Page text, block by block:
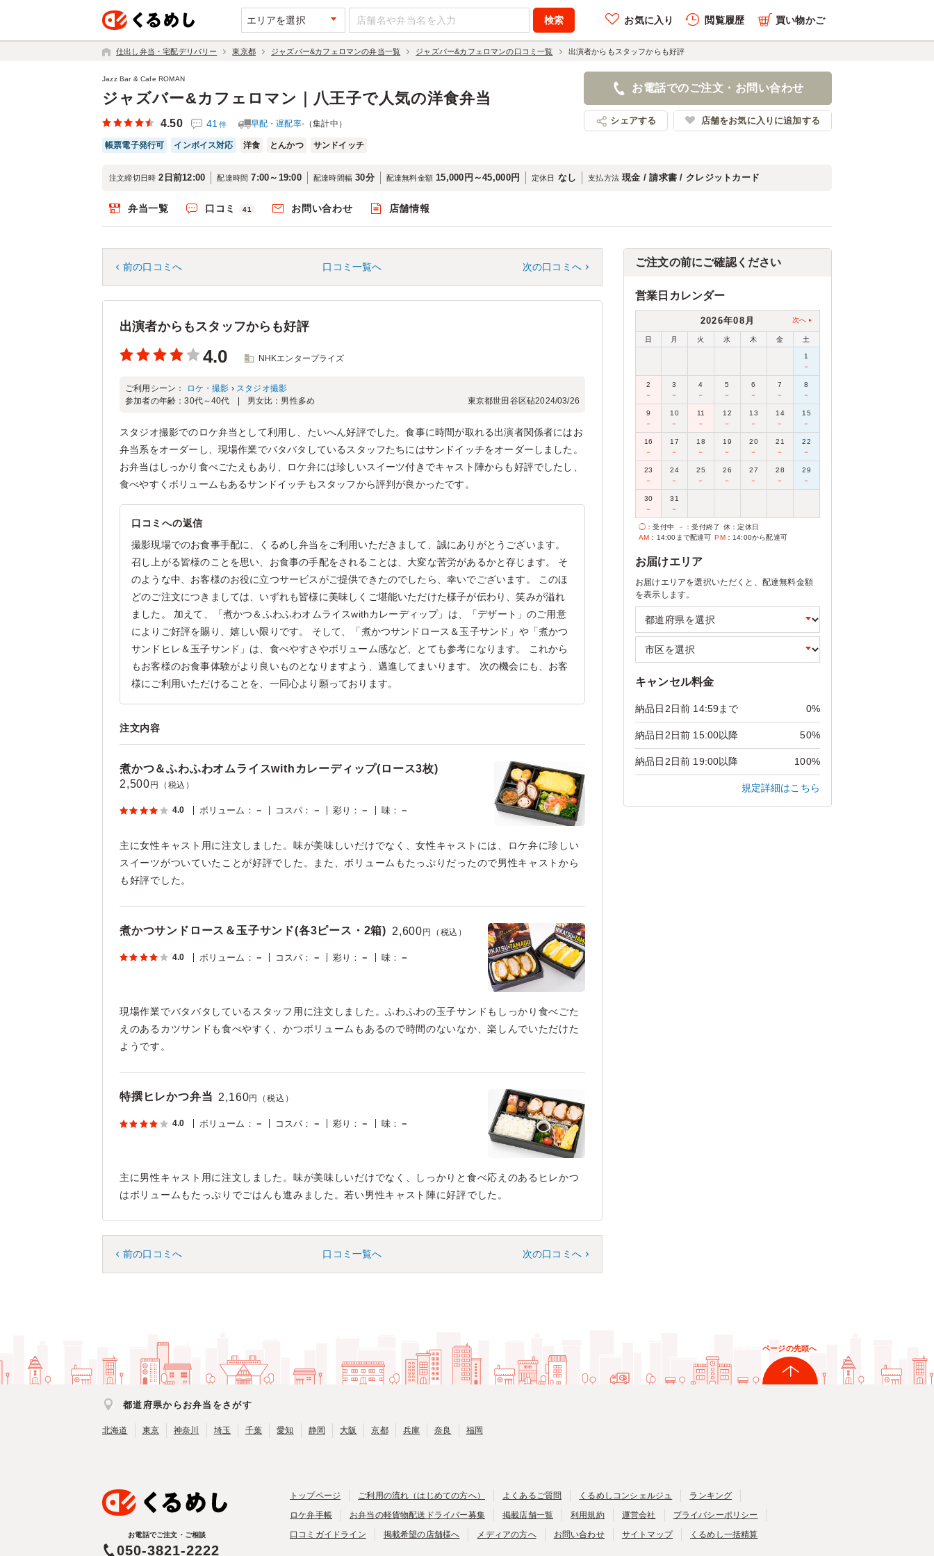
エリアを選択 お気に入り 閲覧履歴 買い物かご
仕出し弁当・宅配デリバリー 東京都 ジャズバー&カフェロマンの弁当一覧 ジャズバー&カフェロマンの口コミ一覧 出演者からもスタッフからも好評
ジャズバー&カフェロマン｜八王子で人気の洋食弁当
Jazz Bar & Cafe ROMAN
4.50 41 件 早配・遅配率-（集計中）
帳票電子発行可 インボイス対応 洋食 とんかつ サンドイッチ
お電話でのご注文・お問い合わせ
シェアする 店舗をお気に入りに追加する
注文締切日時 2日前12:00 配達時間 7:00～19:00 配達時間幅 30分 配達無料金額 15,000円～45,000円 定休日 なし 支払方法 現金 / 請求書 / クレジットカード
弁当一覧 口コミ 41 お問い合わせ 店舗情報
前の口コミへ 口コミ一覧へ 次の口コミへ
出演者からもスタッフからも好評
4.0 NHKエンタープライズ
ご利用シーン： ロケ・撮影 › スタジオ撮影
参加者の年齢：30代～40代 男女比： 男性多め 東京都世田谷区砧2024/03/26
スタジオ撮影でのロケ弁当として利用し、たいへん好評でした。食事に時間が取れる出演者関係者にはお
弁当系をオーダーし、現場作業でバタバタしているスタッフたちにはサンドイッチをオーダーしました。
お弁当はしっかり食べごたえもあり、ロケ弁には珍しいスイーツ付きでキャスト陣からも好評でしたし、
食べやすくボリュームもあるサンドイッチもスタッフから評判が良かったです。
口コミへの返信
撮影現場でのお食事手配に、くるめし弁当をご利用いただきまして、誠にありがとうございます。
召し上がる皆様のことを思い、お食事の手配をされることは、大変な苦労があるかと存じます。 そ
のような中、お客様のお役に立つサービスがご提供できたのでしたら、幸いでございます。 このほ
どのご注文につきましては、いずれも皆様に美味しくご堪能いただけた様子が伝わり、笑みが溢れ
ました。 加えて、「煮かつ＆ふわふわオムライスwithカレーディップ」は、「デザート」のご用意
によりご好評を賜り、嬉しい限りです。 そして、「煮かつサンドロース＆玉子サンド」や「煮かつ
サンドヒレ＆玉子サンド」は、食べやすさやボリューム感など、とても参考になります。 これから
もお客様のお食事体験がより良いものとなりますよう、邁進してまいります。 次の機会にも、お客
様にご利用いただけることを、一同心より願っております。
注文内容
煮かつ＆ふわふわオムライスwithカレーディップ(ロース3枚)
2,500 円（税込）
4.0 ボリューム ： － コスパ ： － 彩り ： － 味： －
主に女性キャスト用に注文しました。味が美味しいだけでなく、女性キャストには、ロケ弁に珍しい
スイーツがついていたことが好評でした。また、ボリュームもたっぷりだったので男性キャストから
も好評でした。
煮かつサンドロース＆玉子サンド(各3ピース・2箱) 2,600 円（税込）
4.0 ボリューム ： － コスパ ： － 彩り ： － 味： －
現場作業でバタバタしているスタッフ用に注文しました。ふわふわの玉子サンドもしっかり食べごた
えのあるカツサンドも食べやすく、かつボリュームもあるので時間のないなか、楽しんでいただけた
ようです。
特撰ヒレかつ弁当 2,160円（税込）
4.0 ボリューム ： － コスパ ： － 彩り ： － 味： －
主に男性キャスト用に注文しました。味が美味しいだけでなく、しっかりと食べ応えのあるヒレかつ
はボリュームもたっぷりでごはんも進みました。若い男性キャスト陣に好評でした。
前の口コミへ 口コミ一覧へ 次の口コミへ
ご注文の前にご確認ください
営業日カレンダー
2026年08月 次へ
日 月 火 水 木 金 土
1
－
2
－
3
－
4
－
5
－
6
－
7
－
8
－
9
－
10
－
11
－
12
－
13
－
14
－
15
－
16
－
17
－
18
－
19
－
20
－
21
－
22
－
23
－
24
－
25
－
26
－
27
－
28
－
29
－
30
－
31
－
◯ ：受付中 － ：受付終了 休 ：定休日
AM ：14:00まで配達可 PM：14:00から配達可
お届けエリア
お届けエリアを選択いただくと、配達無料金額
を表示します。
キャンセル料金
納品日2日前 14:59まで 0%
納品日2日前 15:00以降 50%
納品日2日前 19:00以降 100%
規定詳細はこちら
ページの先頭へ
都道府県からお弁当をさがす
北海道 東京 神奈川 埼玉 千葉 愛知 静岡 大阪 京都 兵庫 奈良 福岡
お電話でご注文・ご相談
050-3821-2222
トップページ ご利用の流れ（はじめての方へ） よくあるご質問 くるめしコンシェルジュ
ランキング
ロケ弁手帳
お弁当の軽貨物配送ドライバー募集 掲載店舗一覧 利用規約 運営会社
プライバシーポリシー
口コミガイドライン
掲載希望の店舗様へ メディアの方へ お問い合わせ サイトマップ くるめし一括精算